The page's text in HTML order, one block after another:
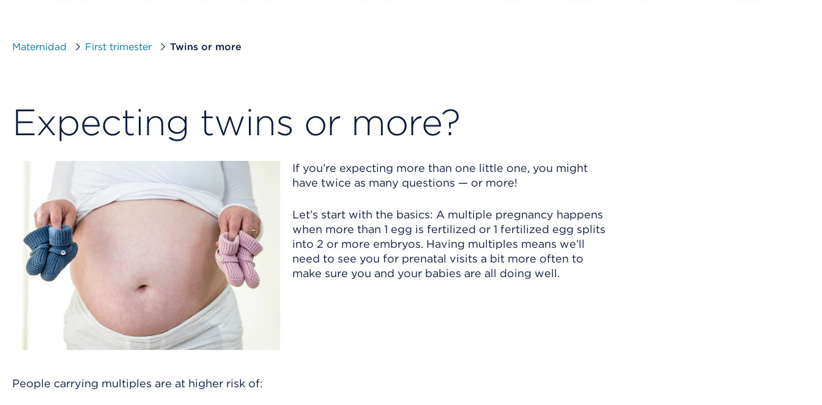
Maternidad First trimester Twins or more
Expecting twins or more?
If you’re expecting more than one little one, you might
have twice as many questions — or more!
Let’s start with the basics: A multiple pregnancy happens
when more than 1 egg is fertilized or 1 fertilized egg splits
into 2 or more embryos. Having multiples means we’ll
need to see you for prenatal visits a bit more often to
make sure you and your babies are all doing well.
People carrying multiples are at higher risk of: